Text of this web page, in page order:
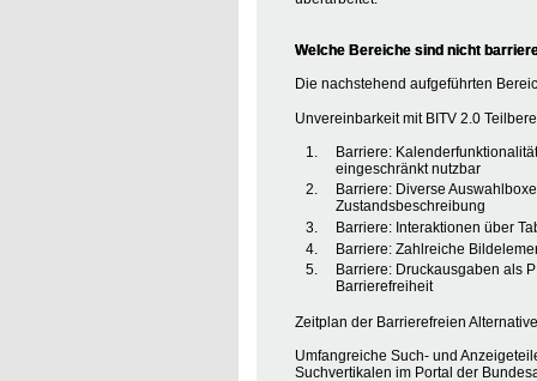
Welche Bereiche sind nicht
Die nachstehend aufgeführten
Unvereinbarkeit mit BITV 2.0
Barriere:
eingeschränkt nutzbar
Barriere: Diverse
Zustandsbeschreibung
Barriere: Interaktionen über
Barriere: Zahlreiche
Barriere: Druckausgaben als
Barrierefreiheit
Zeitplan der Barrierefreien
Umfangreiche Such- und
Suchvertikalen im Portal der